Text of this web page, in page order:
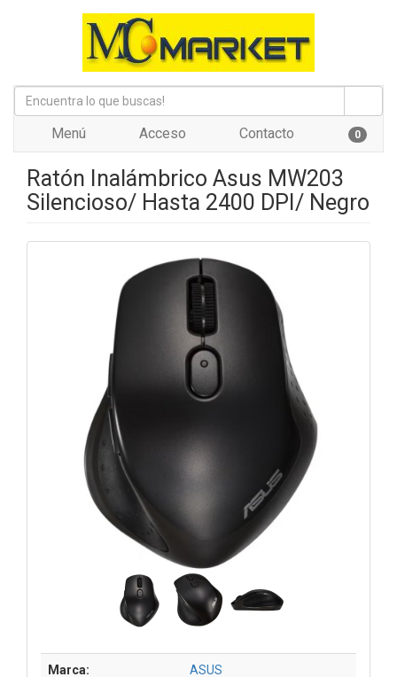
Menú Acceso Contacto 0
Ratón Inalámbrico Asus MW203
Silencioso/ Hasta 2400 DPI/ Negro
Marca: ASUS